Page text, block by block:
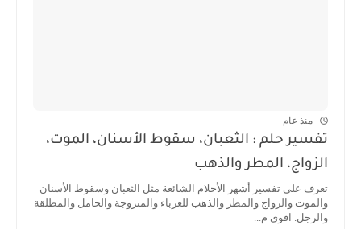
منذ عام
تفسير حلم : الثعبان، سقوط الأسنان، الموت،
الزواج، المطر والذهب
تعرف على تفسير أشهر الأحلام الشائعة مثل الثعبان وسقوط الأسنان
والموت والزواج والمطر والذهب للعزباء والمتزوجة والحامل والمطلقة
والرجل. اقوى م...